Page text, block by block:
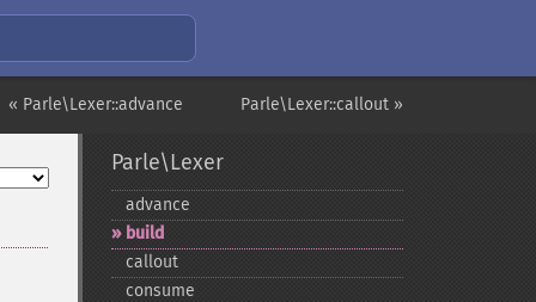
Parle\Lexer::callout »
« Parle\Lexer::advance
Parle\Lexer
advance
build
callout
consume